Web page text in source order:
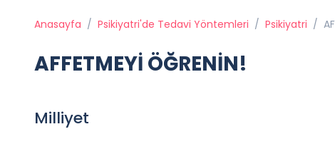
Anasayfa / Psikiyatri'de Tedavi Yöntemleri / Psikiyatri /
AFFETMEYİ ÖĞRENİN!
Milliyet